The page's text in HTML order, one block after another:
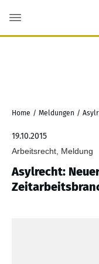
Home / Meldungen /
19.10.2015
Arbeitsrecht, Meldung
Asylrecht: